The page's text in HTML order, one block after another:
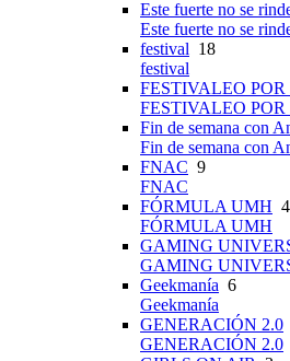
Este fuerte no se
Este fuerte no se
festival 18
festival
FESTIVALEO POR
FESTIVALEO POR
Fin de semana con
Fin de semana con
FNAC 9
FNAC
FÓRMULA UMH 4
FÓRMULA UMH
GAMING
GAMING
Geekmanía 6
Geekmanía
GENERACIÓN 2.0
GENERACIÓN 2.0